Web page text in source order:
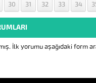
30 31 32 33 34
İlk yorumu aşağıdaki form